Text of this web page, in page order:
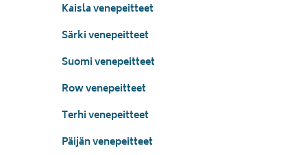
Kaisla venepeitteet
Särki venepeitteet
Suomi venepeitteet
Row venepeitteet
Terhi venepeitteet
Päijän venepeitteet